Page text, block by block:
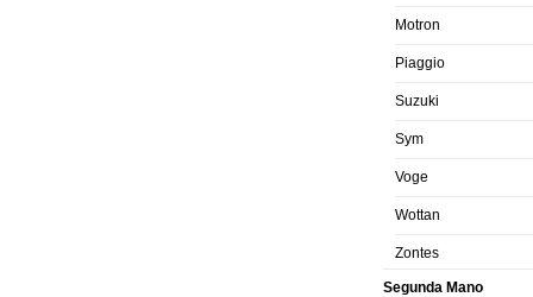
Motron
Piaggio
Suzuki
Sym
Voge
Wottan
Zontes
Segunda Mano